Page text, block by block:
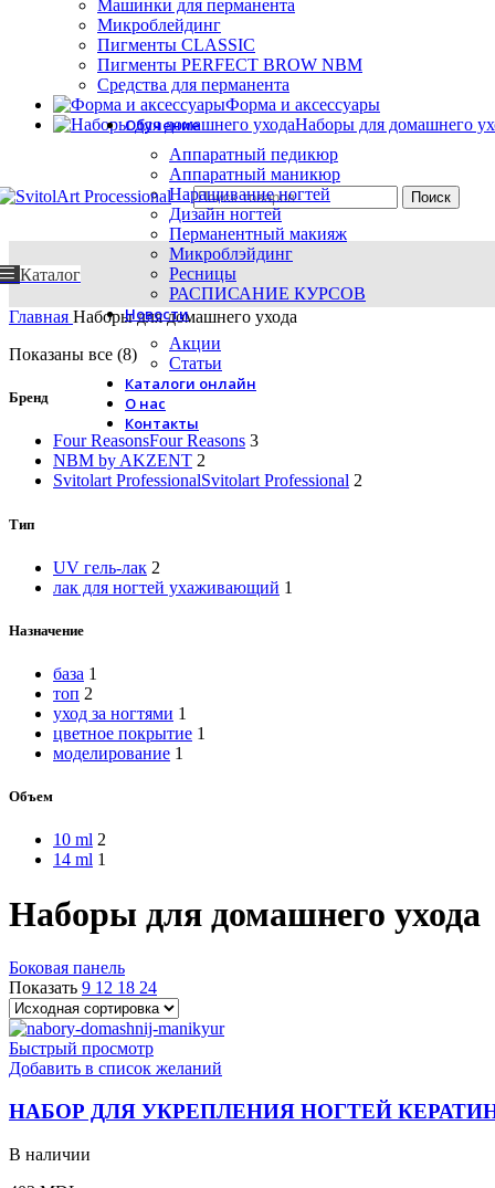
Машинки для перманента
Микроблейдинг
Пигменты CLASSIC
Пигменты PERFECT BROW NBM
Средства для перманента
Форма и аксессуары
Наборы для домашнего
Поиск
Каталог
Обучение
Аппаратный педикюр
Аппаратный маникюр
Наращивание ногтей
Дизайн ногтей
Перманентный макияж
Микроблэйдинг
Ресницы
РАСПИСАНИЕ КУРСОВ
Новости
Акции
Статьи
Каталоги онлайн
О нас
Контакты
Главная Наборы для домашнего ухода
Показаны все (8)
Бренд
Four ReasonsFour Reasons 3
NBM by AKZENT 2
Svitolart ProfessionalSvitolart Professional 2
Тип
UV гель-лак 2
лак для ногтей ухаживающий 1
Назначение
база 1
топ 2
уход за ногтями 1
цветное покрытие 1
моделирование 1
Объем
10 ml 2
14 ml 1
Наборы для домашнего ухода
Боковая панель
Показать 9 12 18 24
Быстрый просмотр
Добавить в список желаний
НАБОР ДЛЯ УКРЕПЛЕНИЯ НОГТЕЙ
В наличии